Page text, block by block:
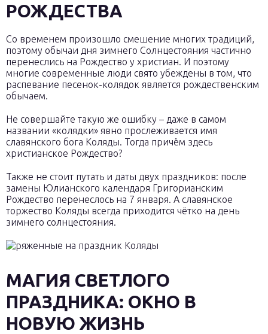
РОЖДЕСТВА
Со временем произошло смешение многих традиций,
поэтому обычаи дня зимнего Солнцестояния частично
перенеслись на Рождество у христиан. И поэтому
многие современные люди свято убеждены в том, что
распевание песенок-колядок является рождественским
обычаем.
Не совершайте такую же ошибку – даже в самом
названии «колядки» явно прослеживается имя
славянского бога Коляды. Тогда причём здесь
христианское Рождество?
Также не стоит путать и даты двух праздников: после
замены Юлианского календаря Григорианским
Рождество перенеслось на 7 января. А славянское
торжество Коляды всегда приходится чётко на день
зимнего солнцестояния.
МАГИЯ СВЕТЛОГО
ПРАЗДНИКА: ОКНО В
НОВУЮ ЖИЗНЬ